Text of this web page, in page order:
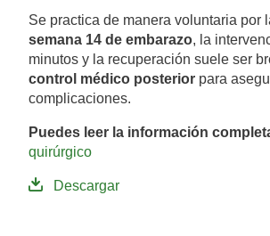
Se practica de manera voluntaria por
semana 14 de embarazo, la
minutos y la recuperación suele ser
control médico posterior para
complicaciones.
Puedes leer la información
quirúrgico
Descargar